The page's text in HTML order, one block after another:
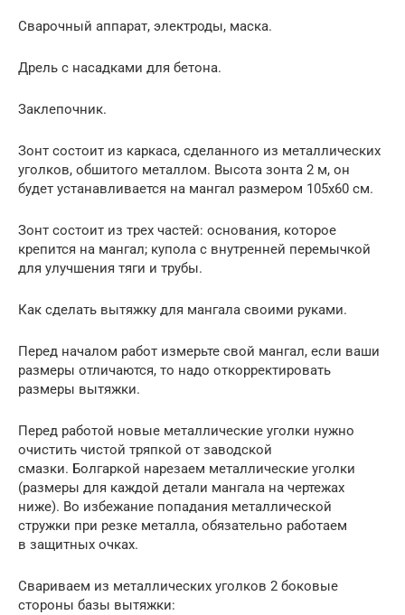
Сварочный аппарат, электроды, маска.
Дрель с насадками для бетона.
Заклепочник.
Зонт состоит из каркаса, сделанного из металлических
уголков, обшитого металлом. Высота зонта 2 м, он
будет устанавливается на мангал размером 105х60 см.
Зонт состоит из трех частей: основания, которое
крепится на мангал; купола с внутренней перемычкой
для улучшения тяги и трубы.
Как сделать вытяжку для мангала своими руками.
Перед началом работ измерьте свой мангал, если ваши
размеры отличаются, то надо откорректировать
размеры вытяжки.
Перед работой новые металлические уголки нужно
очистить чистой тряпкой от заводской
смазки. Болгаркой нарезаем металлические уголки
(размеры для каждой детали мангала на чертежах
ниже). Во избежание попадания металлической
стружки при резке металла, обязательно работаем
в защитных очках.
Свариваем из металлических уголков 2 боковые
стороны базы вытяжки: